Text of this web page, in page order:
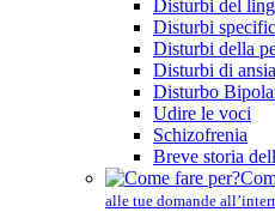
Disturbi del
Disturbi
Disturbi della
Disturbi di ansia
Disturbo
Udire le voci
Schizofrenia
Breve storia
alle tue domande